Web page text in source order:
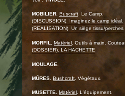
MOBILIER. Buscraft . Le Camp.
(DISCUSSION). Imaginez le camp idéal.
(REALISATION). Un siège tissu/perches
MORFIL. Matériel . Outils à main.
(DOSSIER). LA HACHETTE
MOULAGE.
MÛRES. Bushcraft . Végétaux.
MUSETTE. Matériel . L'équipement.